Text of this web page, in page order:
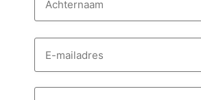
n
a
h
t
E
m
iT